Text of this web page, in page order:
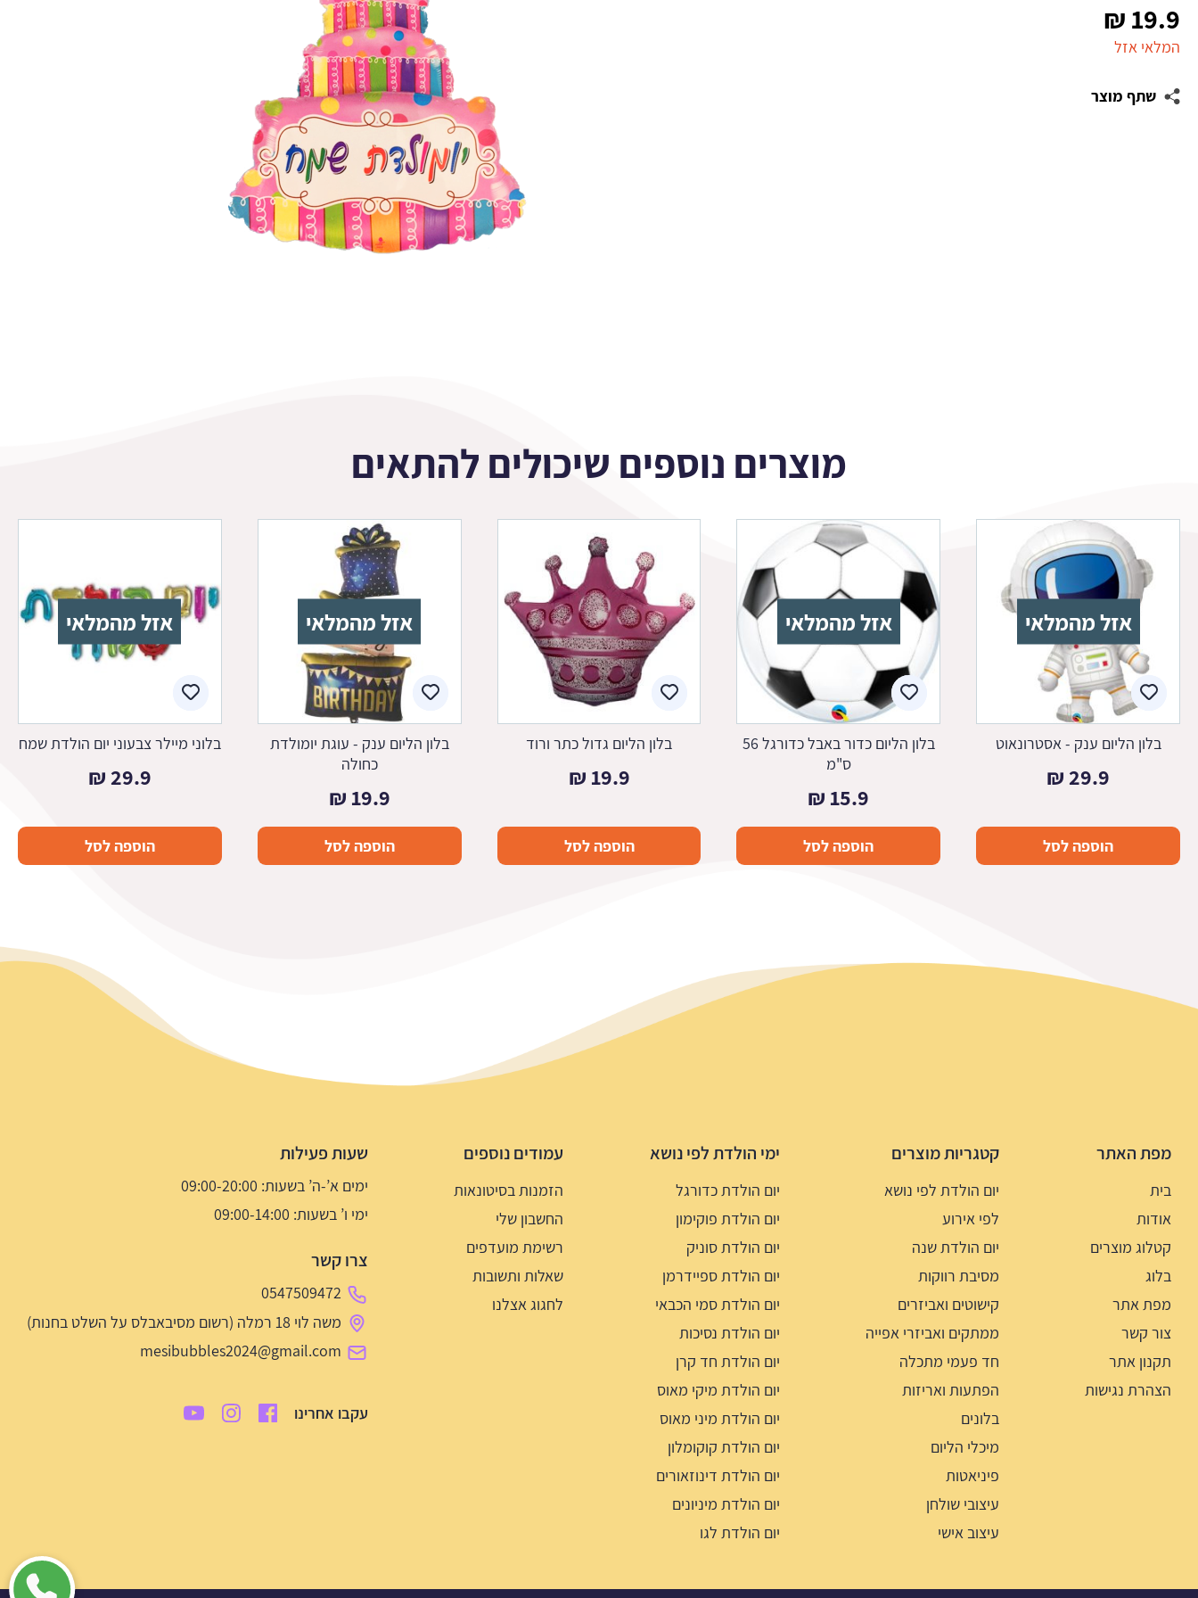
19.9
₪
המלאי אזל
שתף מוצר
מוצרים נוספים שיכולים להתאים
אזל מהמלאי
בלון הליום ענק - אסטרונאוט
29.9
₪
הוספה לסל
אזל מהמלאי
בלון הליום כדור באבל כדורגל 56
ס"מ
15.9
₪
הוספה לסל
בלון הליום גדול כתר ורוד
19.9
₪
הוספה לסל
אזל מהמלאי
בלון הליום ענק - עוגת יומולדת
כחולה
19.9
₪
הוספה לסל
אזל מהמלאי
בלוני מיילר צבעוני יום הולדת שמח
29.9
₪
הוספה לסל
מפת האתר
בית
אודות
קטלוג מוצרים
בלוג
מפת אתר
צור קשר
תקנון אתר
הצהרת נגישות
קטגריות מוצרים
יום הולדת לפי נושא
לפי אירוע
יום הולדת שנה
מסיבת רווקות
קישוטים ואביזרים
ממתקים ואביזרי אפייה
חד פעמי מתכלה
הפתעות ואריזות
בלונים
מיכלי הליום
פיניאטות
עיצובי שולחן
עיצוב אישי
ימי הולדת לפי נושא
יום הולדת כדורגל
יום הולדת פוקימון
יום הולדת סוניק
יום הולדת ספיידרמן
יום הולדת סמי הכבאי
יום הולדת נסיכות
יום הולדת חד קרן
יום הולדת מיקי מאוס
יום הולדת מיני מאוס
יום הולדת קוקומלון
יום הולדת דינוזאורים
יום הולדת מיניונים
יום הולדת לגו
עמודים נוספים
הזמנות בסיטונאות
החשבון שלי
רשימת מועדפים
שאלות ותשובות
לחגוג אצלנו
שעות פעילות
ימים א’-ה’ בשעות: 09:00-20:00
ימי ו’ בשעות: 09:00-14:00
צרו קשר
0547509472
משה לוי 18 רמלה (רשום מסיבאבלס על השלט בחנות)
mesibubbles2024@gmail.com
עקבו אחרינו